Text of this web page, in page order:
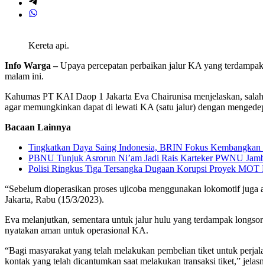
Kereta api.
Info Warga –Upaya percepatan perbaikan jalur KA yang
malam ini.
Kahumas PT KAI Daop 1 Jakarta Eva Chairunisa menjelaskan,
agar memungkinkan dapat di lewati KA (satu jalur) dengan
Bacaan Lainnya
Tingkatkan Daya Saing Indonesia, BRIN Fokus
PBNU Tunjuk Asrorun Ni’am Jadi Rais Karteker PWNU
Polisi Ringkus Tiga Tersangka Dugaan Korupsi Proyek
“Sebelum dioperasikan proses ujicoba menggunakan lokomotif
Jakarta, Rabu (15/3/2023).
Eva melanjutkan, sementara untuk jalur hulu yang terdampak
nyatakan aman untuk operasional KA.
“Bagi masyarakat yang telah melakukan pembelian tiket untuk
kontak yang telah dicantumkan saat melakukan transaksi tiket,”